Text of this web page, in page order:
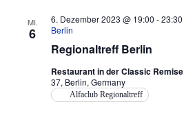
MI.
6
Regionaltreff Berlin
6. Dezember 2023 @ 19:00 -23:30
Berlin
Restaurant in der Classic Remise
37, Berlin, Germany
Alfaclub Regionaltreff